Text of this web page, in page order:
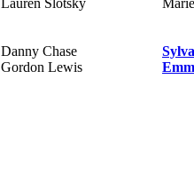
Lauren Slotsky
Danny Chase
Gordon Lewis